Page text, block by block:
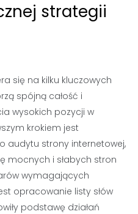
strategii
się na kilku kluczowych
spójną całość i
wysokich pozycji w
krokiem jest
audytu strony internetowej,
mocnych i słabych stron
wymagających
opracowanie listy słów
podstawę działań